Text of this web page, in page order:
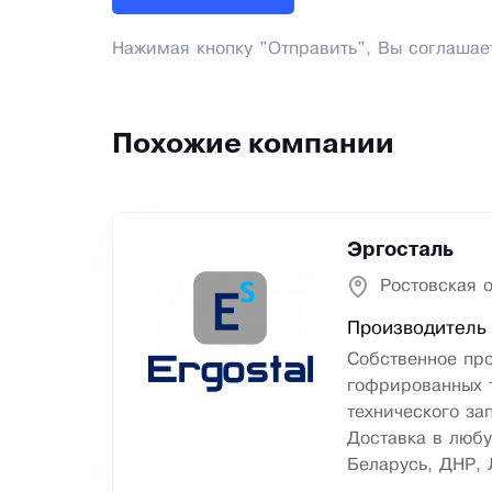
Нажимая кнопку "Отправить", Вы
Похожие компании
Эргосталь
Ростовская
Собственное
гофрированных
технического
Доставка в
Беларусь, ДНР,